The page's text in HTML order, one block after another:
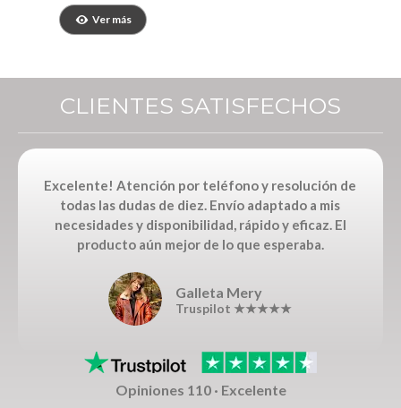
GoDraw
23,70 €
CLIENTES SATISFECHOS
Excelente! Atención por teléfono y resolución de
todas las dudas de diez. Envío adaptado a mis
necesidades y disponibilidad, rápido y eficaz. El
producto aún mejor de lo que esperaba.
Galleta Mery